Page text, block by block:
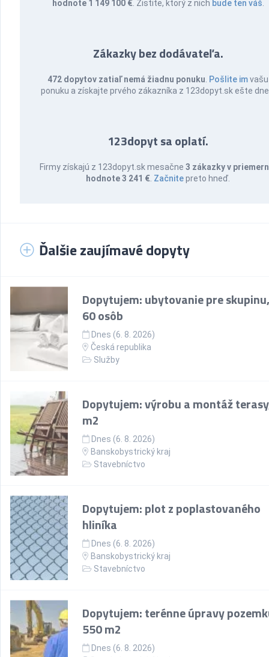
hodnote 1 149 100 € . Zistite, ktorý z nich bude ten váš
Zákazky bez dodávateľa.
472 dopytov zatiaľ nemá žiadnu ponuku Pošlite imvašu
ponuku a získajte prvého zákazníka z 123dopyt.sk ešte
123dopyt sa oplatí.
Firmy získajú z 123dopyt.sk mesačne3 zákazky v
hodnote 3 241 € Začnitepreto hneď.
Ďalšie zaujímavé dopyty
Dopytujem: ubytovanie pre
60 osôb
Dnes (6. 8. 2026)
Česká republika
Služby
Dopytujem: výrobu a montáž
m2
Dnes (6. 8. 2026)
Banskobystrický kraj
Stavebníctvo
Dopytujem: plot z poplastovaného
hliníka
Dnes (6. 8. 2026)
Banskobystrický kraj
Stavebníctvo
Dopytujem: terénne úpravy
550 m2
Dnes (6. 8. 2026)